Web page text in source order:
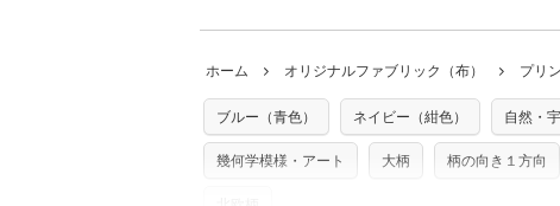
※カットを希望の方は備考欄に「50cmずつカ
単位でのカットのみ）
※万が一、検品時に不備が見つかった場合は
※土日祝は営業日に含まれません。
※配送日のご指定は承れません。出来上がり
ていた色味と違う、などの理由での返品は承
返品・交換対象の基準について詳しくは こちら
た記載も不要です。（製品化した際に起こる
店及びnunocoto fabricは一切の責任を負いま
※有料型紙（ホームソーイング型紙シリーズ
型紙は商用利用できませんのでご注意くだ
ホーム オリジナルファブリック（布） プリ
ブルー（青色） ネイビー（紺色） 自然・
幾何学模様・アート 大柄 柄の向き１方向